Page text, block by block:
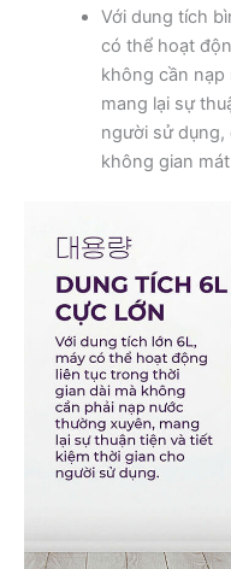
Với dung tích
có thể hoạt
không cần
mang lại sự
người sử
không gian